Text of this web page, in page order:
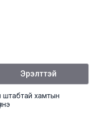
Эрэлттэй
штабтай хамтын